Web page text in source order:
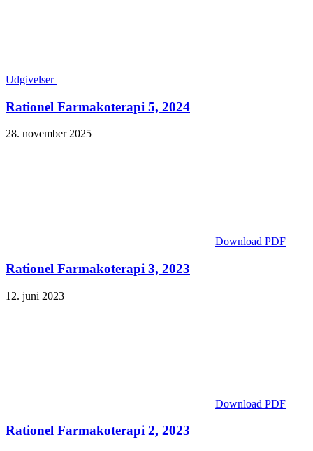
Udgivelser
Rationel Farmakoterapi 5, 2024
28. november 2025
Download PDF
Rationel Farmakoterapi 3, 2023
12. juni 2023
Download PDF
Rationel Farmakoterapi 2, 2023